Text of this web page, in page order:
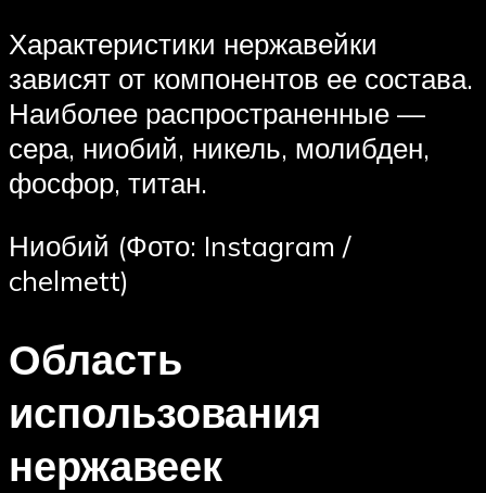
Характеристики нержавейки
зависят от компонентов ее состава.
Наиболее распространенные —
сера, ниобий, никель, молибден,
фосфор, титан.
Ниобий (Фото: Instagram /
chelmett)
Область
использования
нержавеек